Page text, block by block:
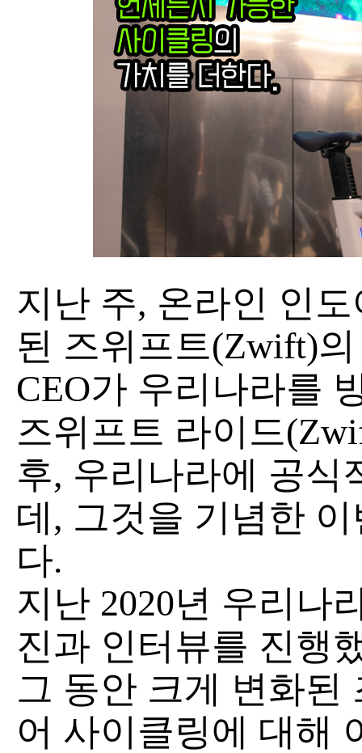
지난 주, 온라인 인
된 즈위프트(Zwift)
CEO가 우리나라를
즈위프트 라이드
후, 우리나라에 공식
데, 그것을 기념한
다.
지난 2020년 우리나
진과 인터뷰를 진행
그 동안 크게 변화된
어 사이클링에 대해